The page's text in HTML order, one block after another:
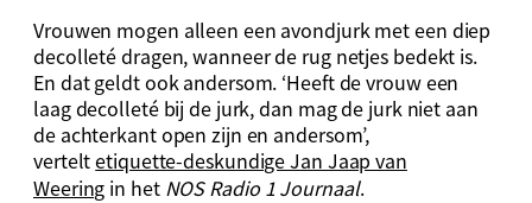
Vrouwen mogen alleen een avondjurk met een diep
decolleté dragen, wanneer de rug netjes bedekt is.
En dat geldt ook andersom. ‘Heeft de vrouw een
laag decolleté bij de jurk, dan mag de jurk niet aan
de achterkant open zijn en andersom’,
verteltetiquette-deskundige Jan Jaap van
Weering in het NOS Radio 1 Journaal.